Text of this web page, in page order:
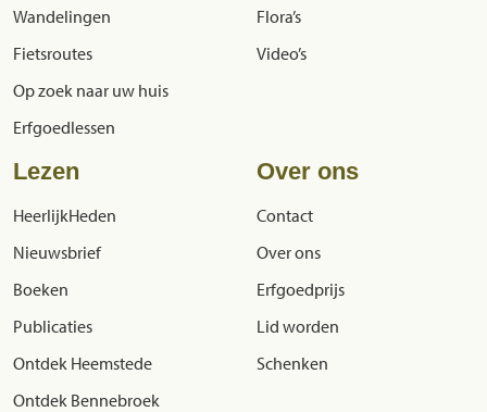
Wandelingen
Fietsroutes
Op zoek naar uw huis
Erfgoedlessen
Flora’s
Video’s
Lezen
HeerlijkHeden
Nieuwsbrief
Boeken
Publicaties
Ontdek Heemstede
Ontdek Bennebroek
Over ons
Contact
Over ons
Erfgoedprijs
Lid worden
Schenken